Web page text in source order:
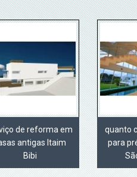
de reforma em
antigas Itaim
Bibi
quanto
para